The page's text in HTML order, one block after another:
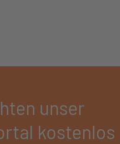
unser
kostenlos